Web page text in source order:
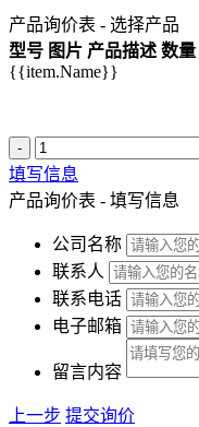
产品询价表 - 选择产品
型号 图片 产品描述 数量
{{item.Name}}
-
填写信息
产品询价表 - 填写信息
公司名称
联系人
联系电话
电子邮箱
留言内容
上一步 提交询价